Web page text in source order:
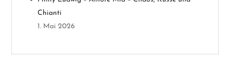
n
Chianti
1. Mai 2026